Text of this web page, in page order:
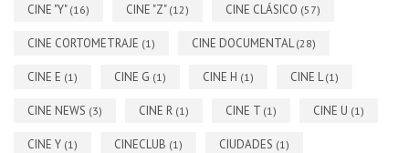
CINE "Y" (16) CINE "Z" (12) CINE CLÁSICO (57)
CINE CORTOMETRAJE (1) CINE DOCUMENTAL(28)
CINE E (1) CINE G (1) CINE H (1) CINE L(1)
CINE NEWS (3) CINE R (1) CINE T (1) CINE U (1)
CINE Y (1) CINECLUB (1) CIUDADES (1)